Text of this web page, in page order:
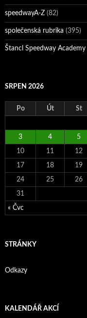
speedwayA-Z (82)
společenská rubrika (395)
Štancl Speedway Academy
SRPEN 2026
Po Út St
« Čvc
3 4 5
10 11 12
17 18 19
24 25 26
31
STRÁNKY
Odkazy
KALENDÁŘ AKCÍ